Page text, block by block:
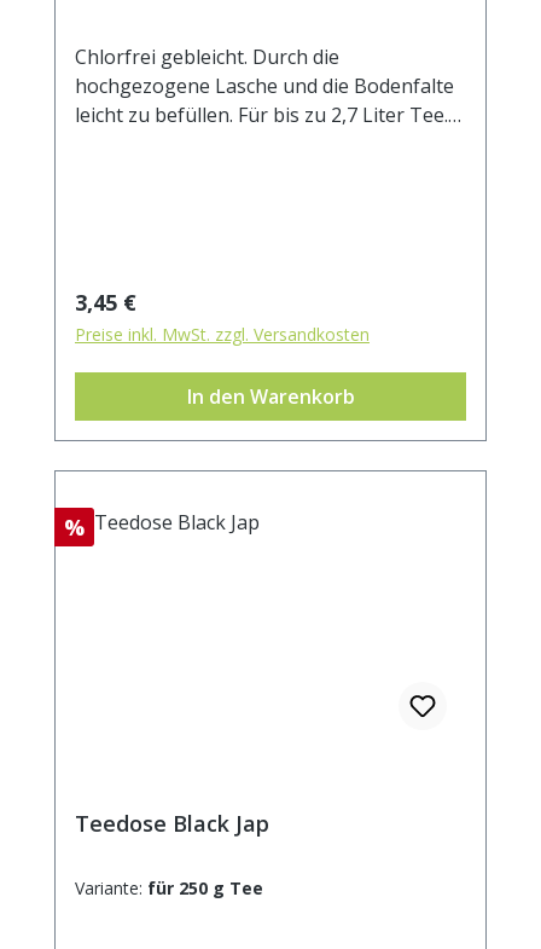
Chlorfrei gebleicht. Durch die
hochgezogene Lasche und die Bodenfalte
leicht zu befüllen. Für bis zu 2,7 Liter Tee.
Regulärer Preis:
3,45 €
Preise inkl. MwSt. zzgl. Versandkosten
In den Warenkorb
Rabatt
%
Teedose Black Jap
Variante: für 250 g Tee